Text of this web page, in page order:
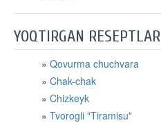
YOQTIRGAN RESEPTLAR
Qovurma chuchvara
Chak-chak
Chizkeyk
Tvorogli "Tiramisu"